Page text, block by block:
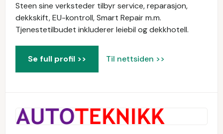
Steen sine verksteder tilbyr service, reparasjon,
dekkskift, EU-kontroll, Smart Repair m.m.
Tjenestetilbudet inkluderer leiebil og dekkhotell.
Se full profil >> Til nettsiden >>